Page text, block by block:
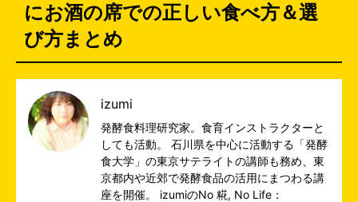
にお酒の席での正しい食べ方＆選
び方まとめ
izumi
発酵食料理研究家。食育インストラクターと
しても活動。 石川県を中心に活動する「発酵
食大学」の東京サテライトの講師も務め、東
京都内や近郊で発酵食品の活用にまつわる講
座を開催。 izumiのNo 糀, No Life：